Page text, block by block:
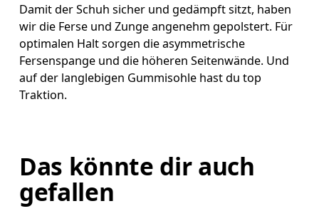
Damit der Schuh sicher und gedämpft sitzt, haben
wir die Ferse und Zunge angenehm gepolstert. Für
optimalen Halt sorgen die asymmetrische
Fersenspange und die höheren Seitenwände. Und
auf der langlebigen Gummisohle hast du top
Traktion.
Das könnte dir auch
gefallen